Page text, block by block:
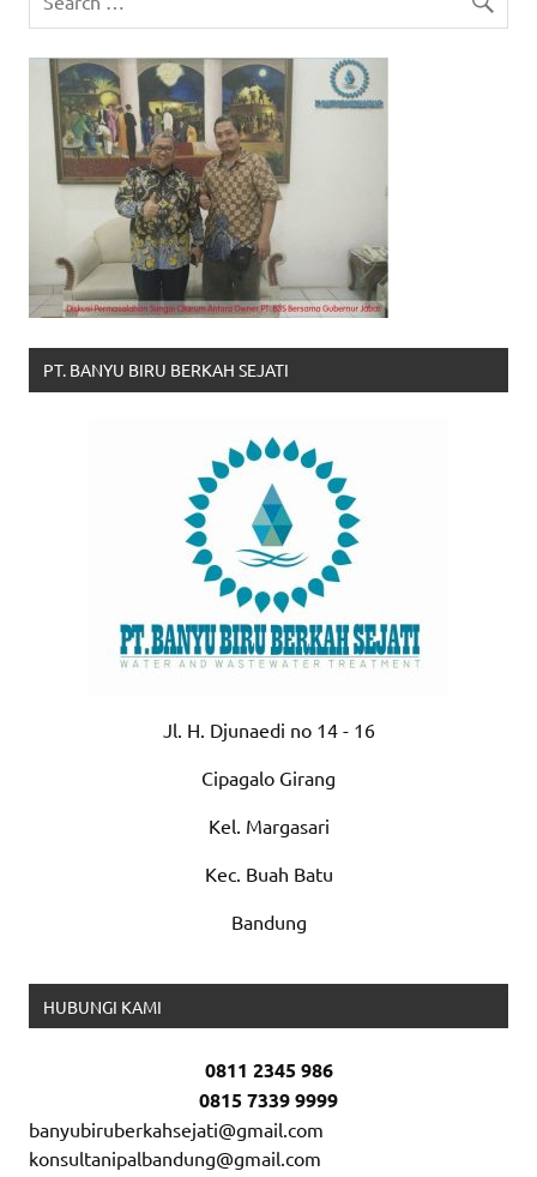
PT. BANYU BIRU BERKAH SEJATI
Jl. H. Djunaedi no 14 - 16
Cipagalo Girang
Kel. Margasari
Kec. Buah Batu
Bandung
HUBUNGI KAMI
0811 2345 986
0815 7339 9999
banyubiruberkahsejati@gmail.com
konsultanipalbandung@gmail.com